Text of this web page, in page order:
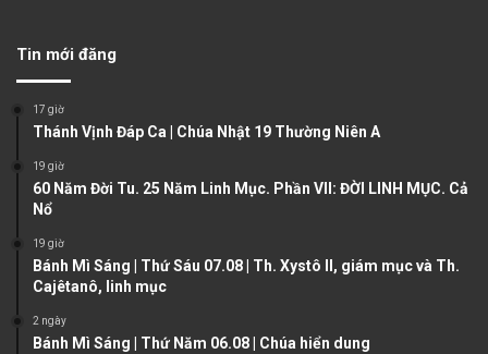
u
g
Tin mới đăng
17 giờ
Thánh Vịnh Đáp Ca | Chúa Nhật 19 Thường Niên A
19 giờ
60 Năm Đời Tu. 25 Năm Linh Mục. Phần VII: ĐỜI LINH MỤC. Cả
Nổ
19 giờ
Bánh Mì Sáng | Thứ Sáu 07.08 | Th. Xystô II, giám mục và Th.
Cajêtanô, linh mục
2 ngày
Bánh Mì Sáng | Thứ Năm 06.08 | Chúa hiển dung